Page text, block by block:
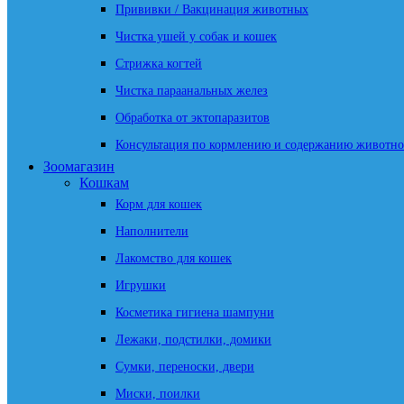
Прививки / Вакцинация животных
Чистка ушей у собак и кошек
Стрижка когтей
Чистка параанальных желез
Обработка от эктопаразитов
Консультация по кормлению и содержанию
Зоомагазин
Кошкам
Корм для кошек
Наполнители
Лакомство для кошек
Игрушки
Косметика гигиена шампуни
Лежаки, подстилки, домики
Сумки, переноски, двери
Миски, поилки